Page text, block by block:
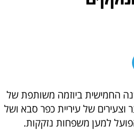
החמישית ביוזמה משותפת של
וצעירים של עיריית כפר סבא ושל
למען משפחות נזקקות.